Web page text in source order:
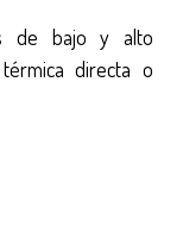
de bajo y alto
directa o